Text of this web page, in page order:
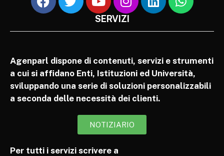
SERVIZI
Agenparl dispone di contenuti, servizi e strumenti
a cui si affidano Enti, Istituzioni ed Università,
sviluppando una serie di soluzioni personalizzabili
a seconda delle necessità dei clienti.
NOTIZIARIO
Per tutti i servizi scrivere a